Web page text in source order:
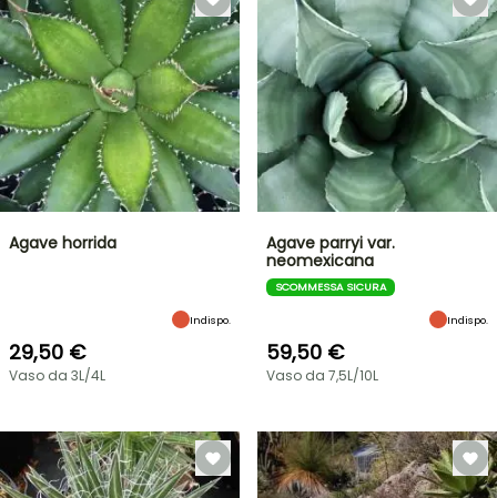
Agave horrida
Indispo.
29,50 €
Vaso da 3L/4L
Agave parryi var.
neomexicana
SCOMMESSA SICURA
Indispo.
59,50 €
Vaso da 7,5L/10L